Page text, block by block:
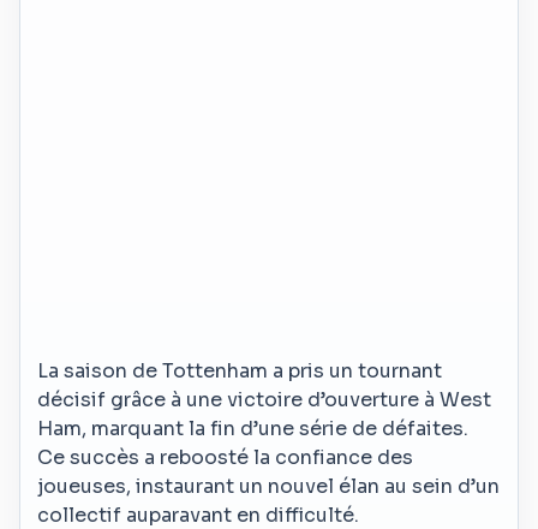
La saison de Tottenham a pris un tournant
décisif grâce à une victoire d’ouverture à West
Ham, marquant la fin d’une série de défaites.
Ce succès a reboosté la confiance des
joueuses, instaurant un nouvel élan au sein d’un
collectif auparavant en difficulté.